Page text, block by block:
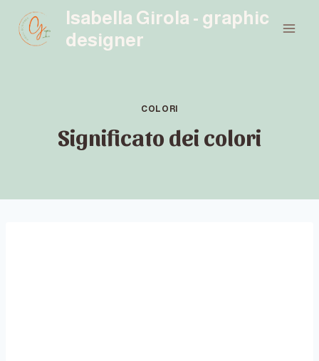
contenuto
Isabella Girola - graphic
designer
COLORI
Significato dei colori